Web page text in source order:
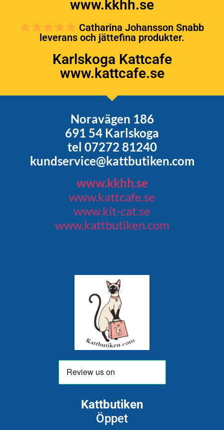
www.kkhh.se
Catharina Johansson Snabb
leverans och jättefina produkter.
Karlskoga Kattcafe
www.kattcafe.se
Noravägen 186
691 54 Karlskoga
tel 07272 81240
kundservice@kattbutiken.com
www.kkhh.se
www.kattcafe.se
www.kit-cat.se
www.kattbutiken.com
Kattbutiken
Öppet